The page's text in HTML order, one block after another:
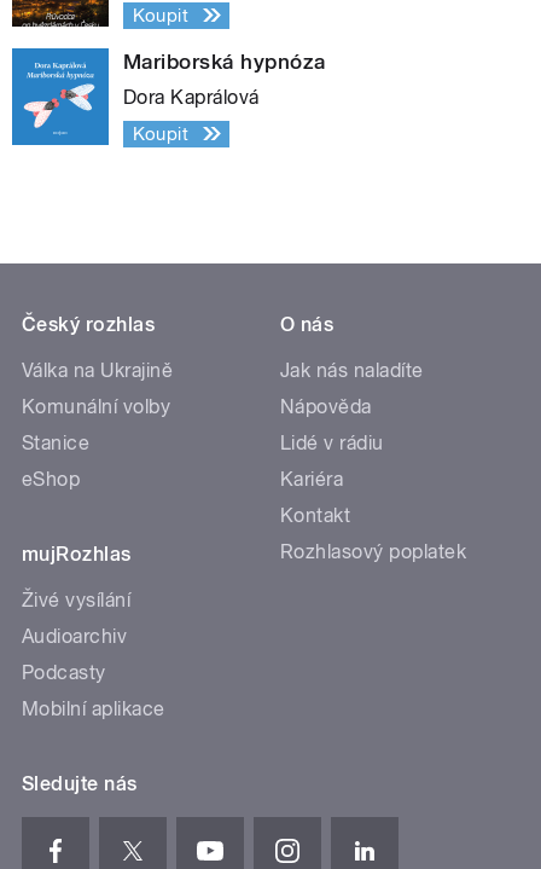
Koupit
Mariborská hypnóza
Dora Kaprálová
Koupit
Český rozhlas
Válka na Ukrajině
Komunální volby
Stanice
eShop
mujRozhlas
Živé vysílání
Audioarchiv
Podcasty
Mobilní aplikace
O nás
Jak nás naladíte
Nápověda
Lidé v rádiu
Kariéra
Kontakt
Rozhlasový poplatek
Sledujte nás